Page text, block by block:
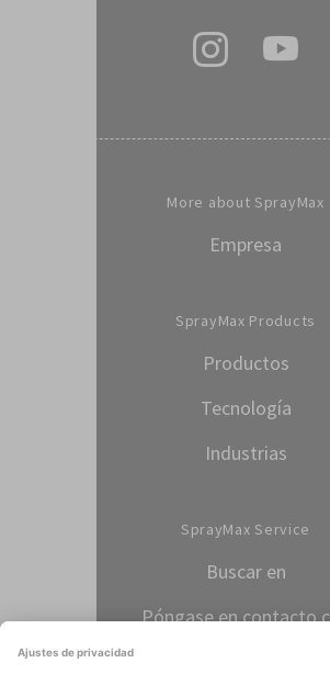
More about SprayMax
Empresa
SprayMax Products
Productos
Tecnología
Industrias
SprayMax Service
Buscar en
Póngase en contacto